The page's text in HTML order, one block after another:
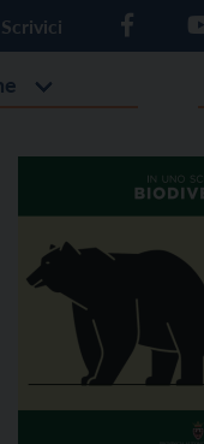
Scrivici